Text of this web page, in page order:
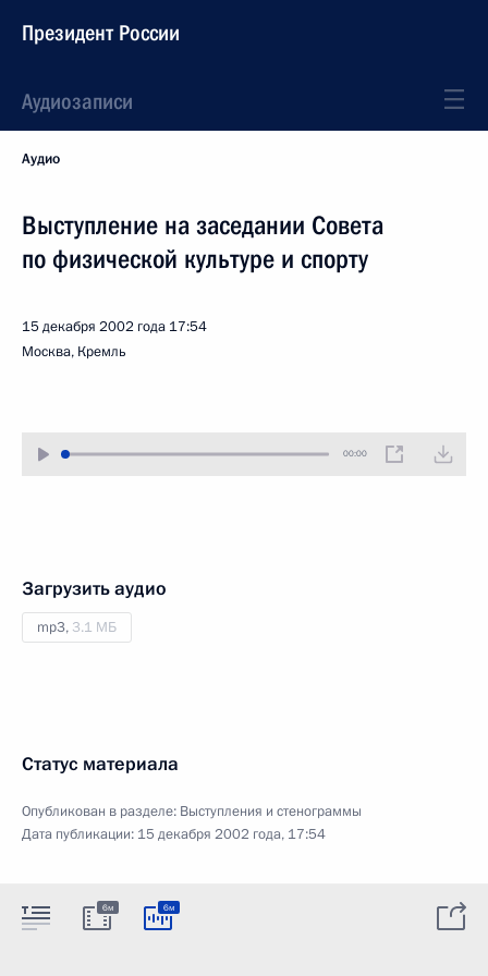
Президент России
Аудиозаписи
Аудио
Выступление на заседании Совета
по физической культуре и спорту
15 декабря 2002 года 17:54
Москва, Кремль
00:00
Загрузить аудио
mp3, 3.1 МБ
Статус материала
Опубликован в разделе: Выступления и стенограммы
Дата публикации: 15 декабря 2002 года, 17:54
6м 6м